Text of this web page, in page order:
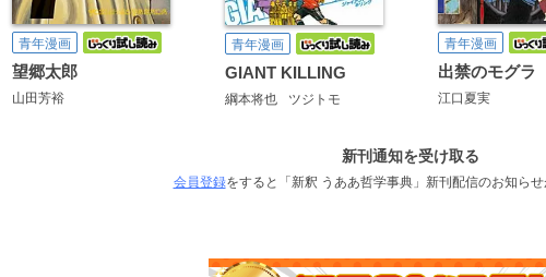
青年漫画
望郷太郎
山田芳裕
青年漫画
GIANT KILLING
綱本将也 ツジトモ
青年漫画
出禁のモグラ
江口夏実
新刊通知を受け取る
会員登録をすると「新釈 うああ哲学事典」新刊配信のお知らせ